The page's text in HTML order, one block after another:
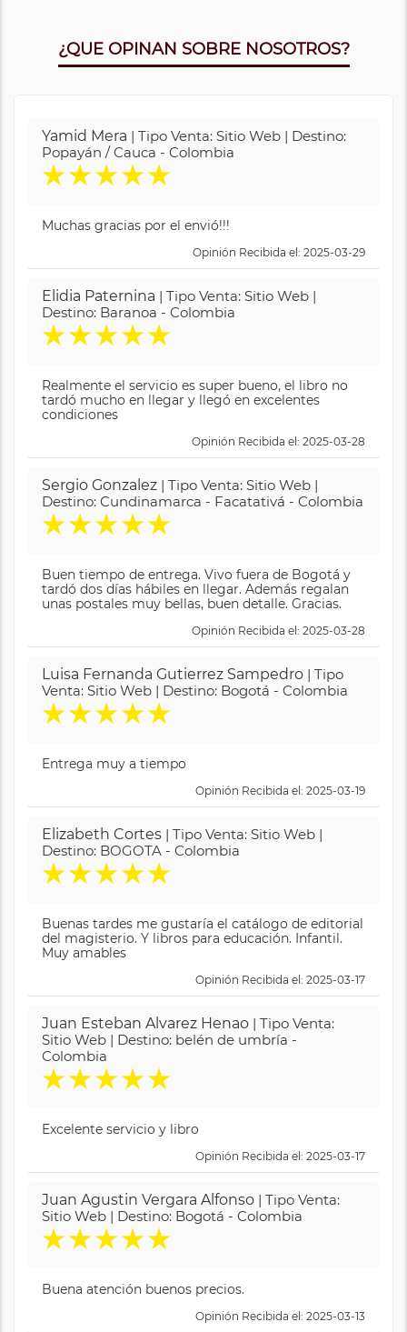
¿QUE OPINAN SOBRE NOSOTROS?
Yamid Mera | Tipo Venta: Sitio Web | Destino:
Popayán / Cauca - Colombia
★★★★★
Muchas gracias por el envió!!!
Opinión Recibida el: 2025-03-29
Elidia Paternina | Tipo Venta: Sitio Web |
Destino: Baranoa - Colombia
★★★★★
Realmente el servicio es super bueno, el libro no
tardó mucho en llegar y llegó en excelentes
condiciones
Opinión Recibida el: 2025-03-28
Sergio Gonzalez | Tipo Venta: Sitio Web |
Destino: Cundinamarca - Facatativá - Colombia
★★★★★
Buen tiempo de entrega. Vivo fuera de Bogotá y
tardó dos días hábiles en llegar. Además regalan
unas postales muy bellas, buen detalle. Gracias.
Opinión Recibida el: 2025-03-28
Luisa Fernanda Gutierrez Sampedro | Tipo
Venta: Sitio Web | Destino: Bogotá - Colombia
★★★★★
Entrega muy a tiempo
Opinión Recibida el: 2025-03-19
Elizabeth Cortes | Tipo Venta: Sitio Web |
Destino: BOGOTA - Colombia
★★★★★
Buenas tardes me gustaría el catálogo de editorial
del magisterio. Y libros para educación. Infantil.
Muy amables
Opinión Recibida el: 2025-03-17
Juan Esteban Alvarez Henao | Tipo Venta:
Sitio Web | Destino: belén de umbría -
Colombia
★★★★★
Excelente servicio y libro
Opinión Recibida el: 2025-03-17
Juan Agustin Vergara Alfonso | Tipo Venta:
Sitio Web | Destino: Bogotá - Colombia
★★★★★
Buena atención buenos precios.
Opinión Recibida el: 2025-03-13